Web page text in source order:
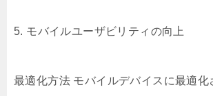
5. モバイルユーザビリティの向上
最適化方法 モバイルデバイスに最適化